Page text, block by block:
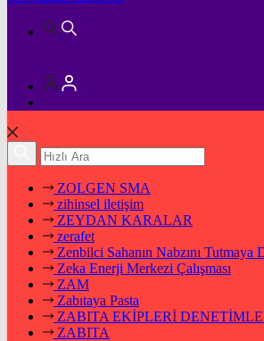
ZOLGEN SMA
zihinsel iletişim
ZEYDAN KARALAR
zerafet
Zenbilci Sahanın Nabzını Tutmaya
Zeka Enerji Merkezi Çalışması
ZAM
Zabıtaya Pasta
ZABITA EKİPLERİ
ZABITA